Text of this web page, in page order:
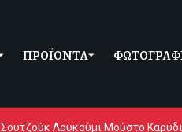
ΠΡΟΪΟΝΤΑ
Σουτζούκ Λουκούμι Μούστο